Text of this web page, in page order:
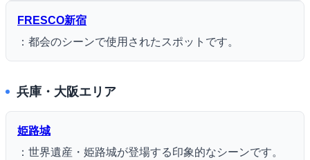
FRESCO新宿
：都会のシーンで使用されたスポットです。
兵庫・大阪エリア
姫路城
：世界遺産・姫路城が登場する印象的なシーンです。